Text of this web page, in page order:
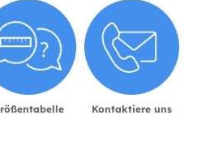
Kontaktiere uns